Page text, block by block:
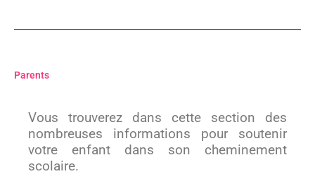
Parents
Vous trouverez dans cette section des
nombreuses informations pour soutenir
votre enfant dans son cheminement
scolaire.